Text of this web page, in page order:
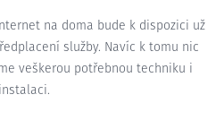
na doma bude k dispozici už
služby. Navíc k tomu nic
veškerou potřebnou techniku i
instalaci.